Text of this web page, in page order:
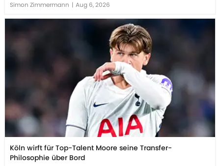
Simon Zimmermann | Aug 6, 2026
Köln wirft für Top-Talent Moore seine Transfer-
Philosophie über Bord